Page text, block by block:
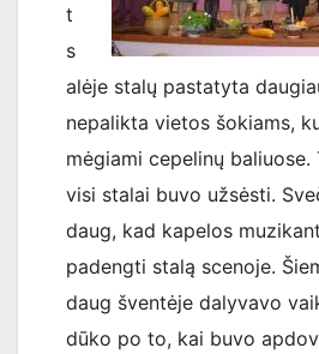
t
s
alėje stalų pastatyta
nepalikta vietos šokiams,
mėgiami cepelinų baliuose.
visi stalai buvo užsėsti.
daug, kad kapelos
padengti stalą scenoje.
daug šventėje dalyvavo
dūko po to, kai buvo